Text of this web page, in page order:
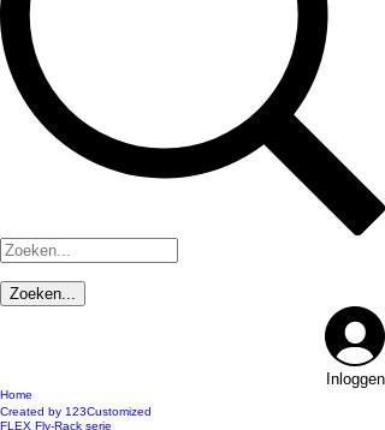
Inloggen
Home
Created by 123Customized
FLEX Fly-Rack serie